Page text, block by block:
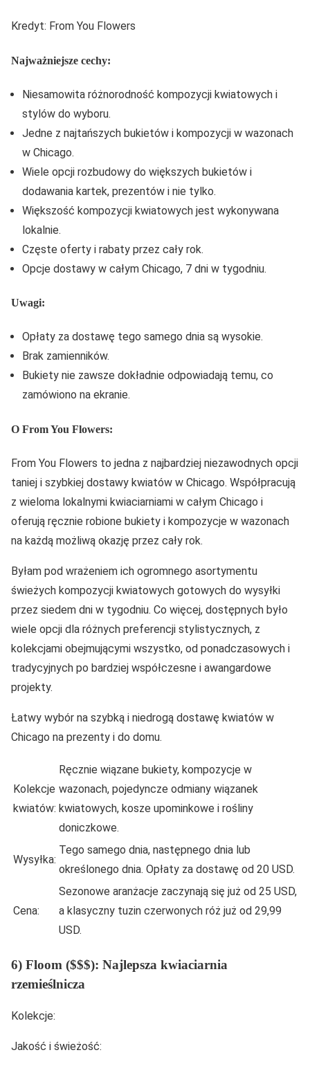
Kredyt: From You Flowers
Najważniejsze cechy:
Niesamowita różnorodność kompozycji kwiatowych i
stylów do wyboru.
Jedne z najtańszych bukietów i kompozycji w wazonach
w Chicago.
Wiele opcji rozbudowy do większych bukietów i
dodawania kartek, prezentów i nie tylko.
Większość kompozycji kwiatowych jest wykonywana
lokalnie.
Częste oferty i rabaty przez cały rok.
Opcje dostawy w całym Chicago, 7 dni w tygodniu.
Uwagi:
Opłaty za dostawę tego samego dnia są wysokie.
Brak zamienników.
Bukiety nie zawsze dokładnie odpowiadają temu, co
zamówiono na ekranie.
O From You Flowers:
From You Flowers to jedna z najbardziej niezawodnych opcji
taniej i szybkiej dostawy kwiatów w Chicago. Współpracują
z wieloma lokalnymi kwiaciarniami w całym Chicago i
oferują ręcznie robione bukiety i kompozycje w wazonach
na każdą możliwą okazję przez cały rok.
Byłam pod wrażeniem ich ogromnego asortymentu
świeżych kompozycji kwiatowych gotowych do wysyłki
przez siedem dni w tygodniu. Co więcej, dostępnych było
wiele opcji dla różnych preferencji stylistycznych, z
kolekcjami obejmującymi wszystko, od ponadczasowych i
tradycyjnych po bardziej współczesne i awangardowe
projekty.
Łatwy wybór na szybką i niedrogą dostawę kwiatów w
Chicago na prezenty i do domu.
Kolekcje
kwiatów:
Ręcznie wiązane bukiety, kompozycje w
wazonach, pojedyncze odmiany wiązanek
kwiatowych, kosze upominkowe i rośliny
doniczkowe.
Wysyłka:
Tego samego dnia, następnego dnia lub
określonego dnia. Opłaty za dostawę od 20 USD.
Cena:
Sezonowe aranżacje zaczynają się już od 25 USD,
a klasyczny tuzin czerwonych róż już od 29,99
USD.
6) Floom ($$$): Najlepsza kwiaciarnia
rzemieślnicza
Kolekcje:
Jakość i świeżość: